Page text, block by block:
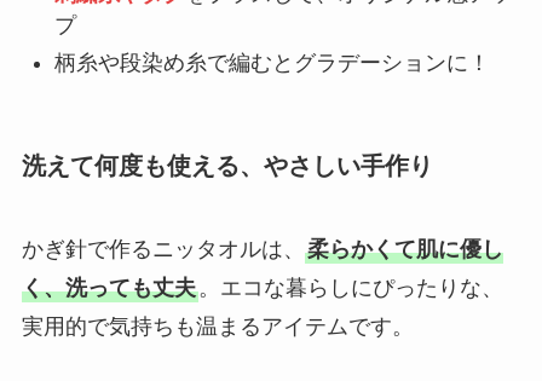
プ
柄糸や段染め糸で編むとグラデーションに！
洗えて何度も使える、やさしい手作り
かぎ針で作るニッタオルは、 柔らかくて肌に優し
く、洗っても丈夫。エコな暮らしにぴったりな、
実用的で気持ちも温まるアイテムです。